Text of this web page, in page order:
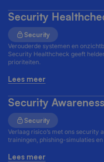
Security
Security
Verouderde systemen en
Security Healthcheck geeft
prioriteiten.
Lees meer
Security
Security
Verlaag risico’s met ons security
trainingen, phishing-simulaties
Lees meer